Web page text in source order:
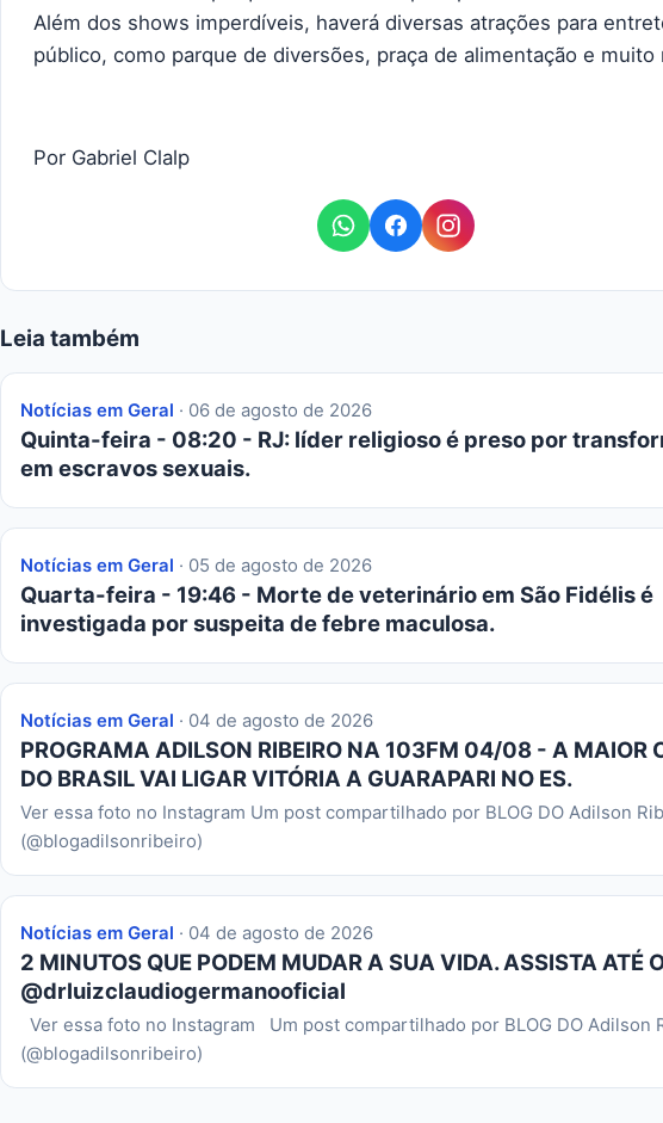
Além dos shows imperdíveis, haverá diversas atrações para
público, como parque de diversões, praça de alimentação e muito
Por Gabriel Clalp
Leia também
Notícias em Geral · 06 de agosto de 2026
Quinta-feira - 08:20 - RJ: líder religioso é preso por
em escravos sexuais.
Notícias em Geral · 05 de agosto de 2026
Quarta-feira - 19:46 - Morte de veterinário em São Fidélis é
investigada por suspeita de febre maculosa.
Notícias em Geral · 04 de agosto de 2026
PROGRAMA ADILSON RIBEIRO NA 103FM 04/08 - A MAIOR
DO BRASIL VAI LIGAR VITÓRIA A GUARAPARI NO ES.
Ver essa foto no Instagram Um post compartilhado por BLOG DO Adilson
(@blogadilsonribeiro)
Notícias em Geral · 04 de agosto de 2026
2 MINUTOS QUE PODEM MUDAR A SUA VIDA. ASSISTA ATÉ
@drluizclaudiogermanooficial
Ver essa foto no Instagram Um post compartilhado por BLOG DO Adilson
(@blogadilsonribeiro)